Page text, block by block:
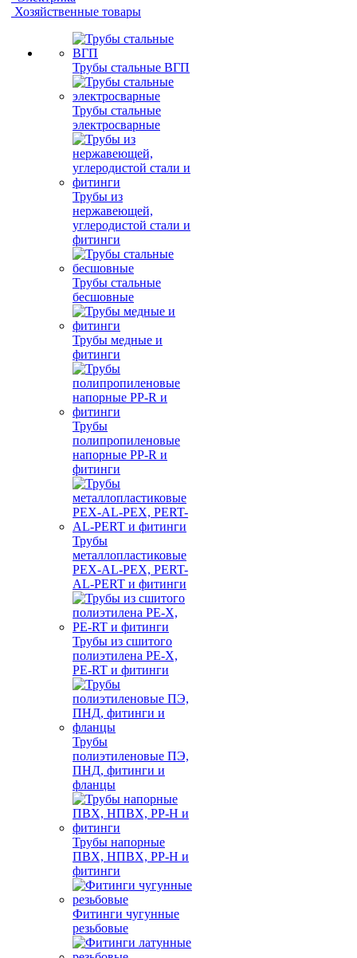
Хозяйственные товары
Трубы стальные ВГП
Трубы стальные
электросварные
Трубы из
нержавеющей,
углеродистой стали и
фитинги
Трубы стальные
бесшовные
Трубы медные и
фитинги
Трубы
полипропиленовые
напорные PP-R и
фитинги
Трубы
металлопластиковые
PEX-AL-PEX, PERT-
AL-PERT и фитинги
Трубы из сшитого
полиэтилена PE-X,
PE-RT и фитинги
Трубы
полиэтиленовые ПЭ,
ПНД, фитинги и
фланцы
Трубы напорные
ПВХ, НПВХ, PP-H и
фитинги
Фитинги чугунные
резьбовые